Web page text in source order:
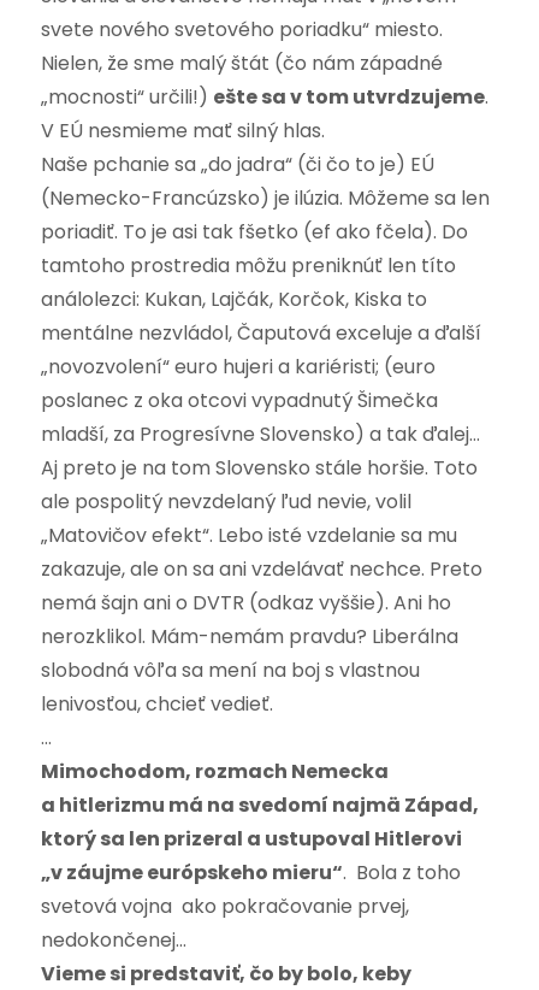
svete nového svetového poriadku“ miesto.
Nielen, že sme malý štát (čo nám západné
„mocnosti“ určili!) ešte sa v tom utvrdzujeme.
V EÚ nesmieme mať silný hlas.
Naše pchanie sa „do jadra“ (či čo to je) EÚ
(Nemecko-Francúzsko) je ilúzia. Môžeme sa len
poriadiť. To je asi tak fšetko (ef ako fčela). Do
tamtoho prostredia môžu preniknúť len títo
análolezci: Kukan, Lajčák, Korčok, Kiska to
mentálne nezvládol, Čaputová exceluje a ďalší
„novozvolení“ euro hujeri a kariéristi; (euro
poslanec z oka otcovi vypadnutý Šimečka
mladší, za Progresívne Slovensko) a tak ďalej…
Aj preto je na tom Slovensko stále horšie. Toto
ale pospolitý nevzdelaný ľud nevie, volil
„Matovičov efekt“. Lebo isté vzdelanie sa mu
zakazuje, ale on sa ani vzdelávať nechce. Preto
nemá šajn ani o DVTR (odkaz vyššie). Ani ho
nerozklikol. Mám-nemám pravdu? Liberálna
slobodná vôľa sa mení na boj s vlastnou
lenivosťou, chcieť vedieť.
…
Mimochodom, rozmach Nemecka
a hitlerizmu má na svedomí najmä Západ,
ktorý sa len prizeral a ustupoval Hitlerovi
„v záujme európskeho mieru“. Bola z toho
svetová vojna ako pokračovanie prvej,
nedokončenej…
Vieme si predstaviť, čo by bolo, keby